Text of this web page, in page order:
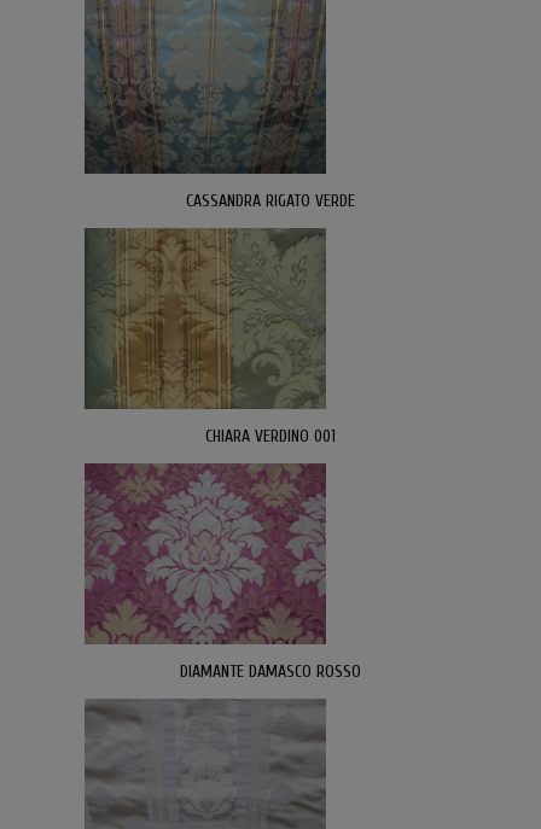
CASSANDRA RIGATO VERDE
CHIARA VERDINO 001
DIAMANTE DAMASCO ROSSO